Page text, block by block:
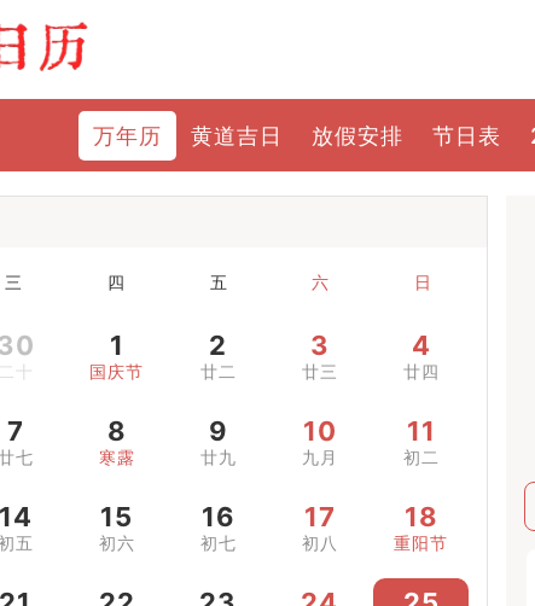
万年历 黄道吉日 放假安排 节日表
三 四 五 六 日
1
国庆节
2
廿二
3
廿三
4
廿四
7
七
8
寒露
9
廿九
10
九月
11
初二
14
五
15
初六
16
初七
17
初八
18
重阳节